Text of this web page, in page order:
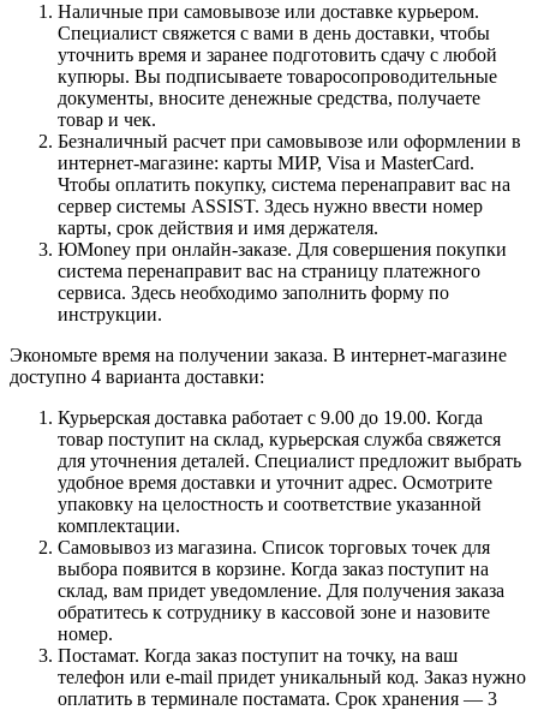
Наличные при самовывозе или доставке курьером.
Специалист свяжется с вами в день доставки, чтобы
уточнить время и заранее подготовить сдачу с любой
купюры. Вы подписываете товаросопроводительные
документы, вносите денежные средства, получаете
товар и чек.
Безналичный расчет при самовывозе или оформлении в
интернет-магазине: карты МИР, Visa и MasterCard.
Чтобы оплатить покупку, система перенаправит вас на
сервер системы ASSIST. Здесь нужно ввести номер
карты, срок действия и имя держателя.
ЮMoney при онлайн-заказе. Для совершения покупки
система перенаправит вас на страницу платежного
сервиса. Здесь необходимо заполнить форму по
инструкции.
Экономьте время на получении заказа. В интернет-магазине
доступно 4 варианта доставки:
Курьерская доставка работает с 9.00 до 19.00. Когда
товар поступит на склад, курьерская служба свяжется
для уточнения деталей. Специалист предложит выбрать
удобное время доставки и уточнит адрес. Осмотрите
упаковку на целостность и соответствие указанной
комплектации.
Самовывоз из магазина. Список торговых точек для
выбора появится в корзине. Когда заказ поступит на
склад, вам придет уведомление. Для получения заказа
обратитесь к сотруднику в кассовой зоне и назовите
номер.
Постамат. Когда заказ поступит на точку, на ваш
телефон или e-mail придет уникальный код. Заказ нужно
оплатить в терминале постамата. Срок хранения — 3